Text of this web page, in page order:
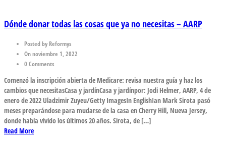
Dónde donar todas las cosas que ya no necesitas – AARP
Posted by Reformys
On noviembre 1, 2022
0 Comments
Comenzó la inscripción abierta de Medicare: revisa nuestra guía y haz los
cambios que necesitasCasa y jardínCasa y jardínpor: Jodi Helmer, AARP, 4 de
enero de 2022 Uladzimir Zuyeu/Getty ImagesIn EnglishIan Mark Sirota pasó
meses preparándose para mudarse de la casa en Cherry Hill, Nueva Jersey,
donde había vivido los últimos 20 años. Sirota, de […]
Read More